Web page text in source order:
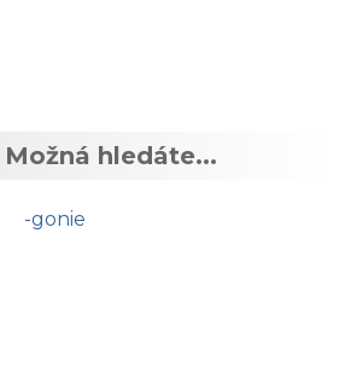
Možná hledáte...
-gonie